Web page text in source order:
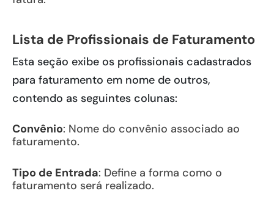
Lista de Profissionais de Faturamento
Esta seção exibe os profissionais cadastrados
para faturamento em nome de outros,
contendo as seguintes colunas:
Convênio: Nome do convênio associado ao
faturamento.
Tipo de Entrada: Define a forma como o
faturamento será realizado.